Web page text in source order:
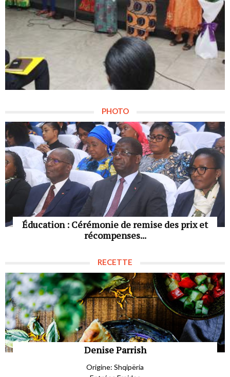
PHOTO
Éducation : Cérémonie de remise des prix et
récompenses...
RECETTE
Denise Parrish
Origine: Shqipëria